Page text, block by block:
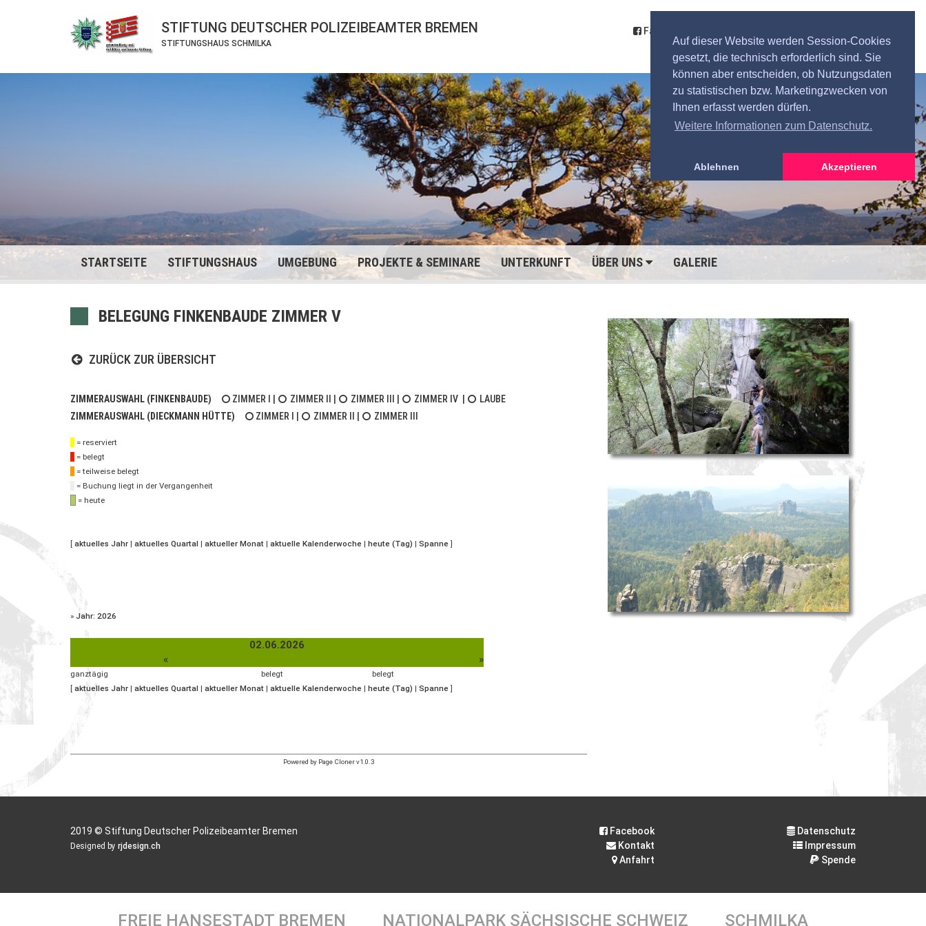
Auf dieser Website werden Session-Cookies
gesetzt, die technisch erforderlich sind. Sie
können aber entscheiden, ob Nutzungsdaten
zu statistischen bzw. Marketingzwecken von
Ihnen erfasst werden dürfen.
Weitere Informationen zum Datenschutz.
Ablehnen Akzeptieren
STIFTUNG DEUTSCHER POLIZEIBEAMTER BREMEN
STIFTUNGSHAUS SCHMILKA
Facebook
STARTSEITE STIFTUNGSHAUS UMGEBUNG PROJEKTE & SEMINARE UNTERKUNFT ÜBER UNS GALERIE
BELEGUNG FINKENBAUDE ZIMMER V
ZURÜCK ZUR ÜBERSICHT
ZIMMERAUSWAHL (FINKENBAUDE) ZIMMER I ZIMMER II ZIMMER III ZIMMER IV
LAUBE
ZIMMERAUSWAHL (DIECKMANN HÜTTE)
ZIMMER I ZIMMER II ZIMMER III
= reserviert
= belegt
= teilweise belegt
= Buchung liegt in der Vergangenheit
= heute
[ aktuelles Jahr | aktuelles Quartal | aktueller Monat | aktuelle Kalenderwoche | heute (Tag) | Spanne ]
» Jahr: 2026
02.06.2026
«
»
ganztägig belegt
belegt
[ aktuelles Jahr | aktuelles Quartal | aktueller Monat | aktuelle Kalenderwoche | heute (Tag) | Spanne ]
Powered by Page Cloner v1.0.3
2019 © Stiftung Deutscher Polizeibeamter Bremen
Designed by rjdesign.ch
Facebook
Kontakt
Anfahrt
Datenschutz
Impressum
Spende
FREIE HANSESTADT BREMEN NATIONALPARK SÄCHSISCHE SCHWEIZ SCHMILKA